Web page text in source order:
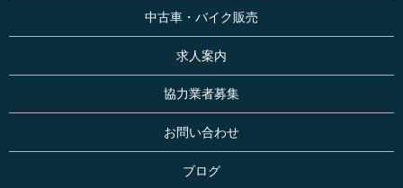
中古車・バイク販売
求人案内
協力業者募集
お問い合わせ
ブログ